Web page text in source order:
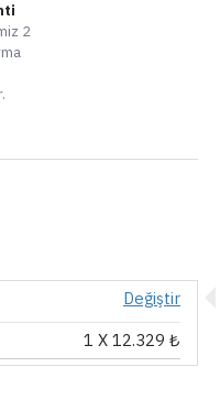
2
Değiştir
1 X 12.329 ₺